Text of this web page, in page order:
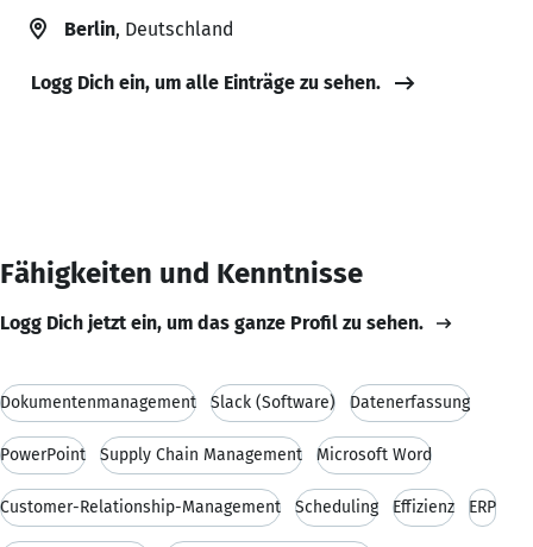
Berlin, Deutschland
Logg Dich ein, um alle Einträge zu sehen.
Fähigkeiten und Kenntnisse
Logg Dich jetzt ein, um das ganze Profil zu sehen.
Dokumentenmanagement Slack (Software) Datenerfassung
PowerPoint Supply Chain Management Microsoft Word
Customer-Relationship-Management Scheduling Effizienz ERP